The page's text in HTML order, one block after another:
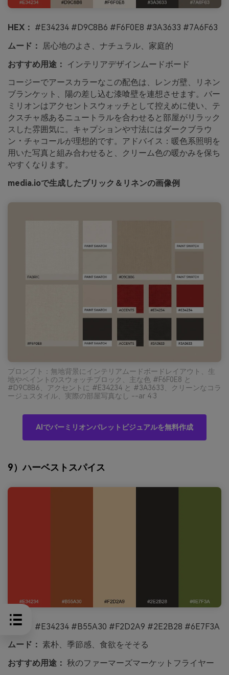
HEX： #E34234 #D9C8B6 #F6F0E8 #3A3633 #7A6F63
ムード：
居心地のよさ、ナチュラル、家庭的
おすすめ用途：
インテリアデザインムードボード
コージーでアースカラーなこの配色は、レンガ壁、リネン
ブランケット、陽の差し込む漆喰壁を連想させます。バー
ミリオンはアクセントスウォッチとして控えめに使い、テ
クスチャ感あるニュートラルを合わせると部屋がリラック
スした雰囲気に。キャプションや寸法にはダークブラウ
ン・チャコールが理想的です。アドバイス：暖色系照明を
用いた写真と組み合わせると、クリーム色の暖かみを保ち
やすくなります。
media.ioで生成したブリック＆リネンの画像例
プロンプト：無地背景にインテリアムードボードレイアウト、生
地やペイントのスウォッチブロック、主な色 #F6F0E8 と
#D9C8B6、アクセントに #E34234 と #3A3633、クリーンなコラ
ージュスタイル、実際の部屋写真なし --ar 4:3
AIでバーミリオンパレットビジュアルを無料作成
9）ハーベストスパイス
HEX：
#E34234 #B55A30 #F2D2A9 #2E2B28 #6E7F3A
ムード： 素朴、季節感、食欲をそそる
おすすめ用途： 秋のファーマーズマーケットフライヤー